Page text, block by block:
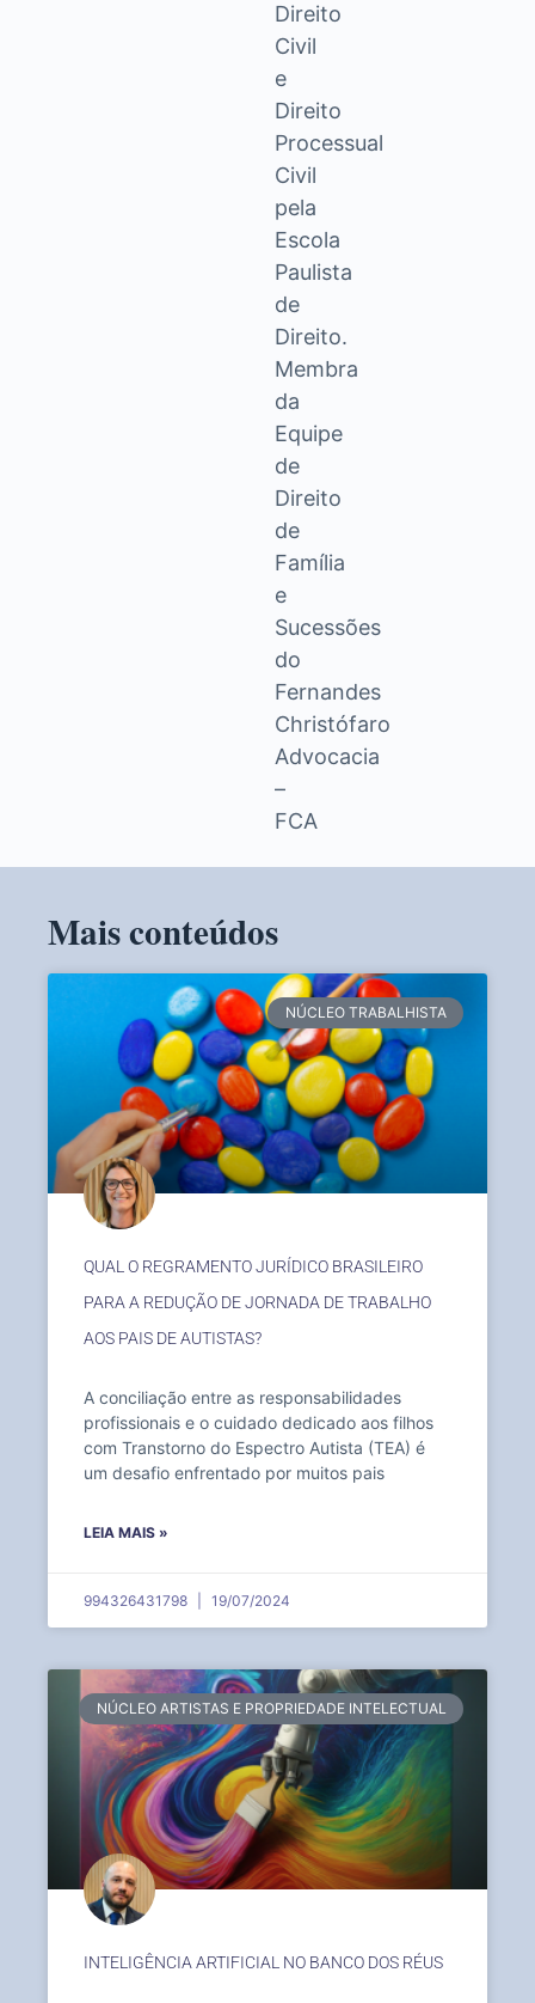
Direito
Civil
e
Direito
Processual
Civil
pela
Escola
Paulista
de
Direito.
Membra
da
Equipe
de
Direito
de
Família
e
Sucessões
do
Fernandes
Christófaro
Advocacia
–
FCA
Mais conteúdos
NÚCLEO TRABALHISTA
QUAL O REGRAMENTO JURÍDICO BRASILEIRO
PARA A REDUÇÃO DE JORNADA DE TRABALHO
AOS PAIS DE AUTISTAS?
A conciliação entre as responsabilidades
profissionais e o cuidado dedicado aos filhos
com Transtorno do Espectro Autista (TEA) é
um desafio enfrentado por muitos pais
LEIA MAIS »
994326431798 19/07/2024
NÚCLEO ARTISTAS E PROPRIEDADE INTELECTUAL
INTELIGÊNCIA ARTIFICIAL NO BANCO DOS RÉUS